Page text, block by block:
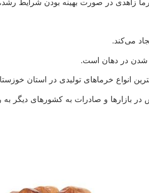
می‌کند.
شدن در دهان است.
انواع خرماهای تولیدی در استان
بازارها و صادرات به کشورهای دیگر